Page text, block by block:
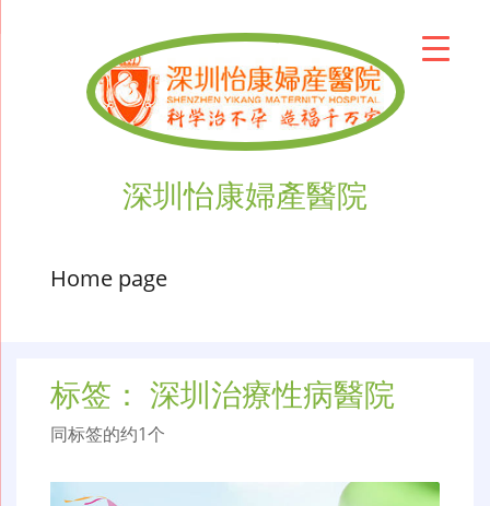
深圳怡康婦產醫院
Home page
标签： 深圳治療性病醫院
同标签的约1个